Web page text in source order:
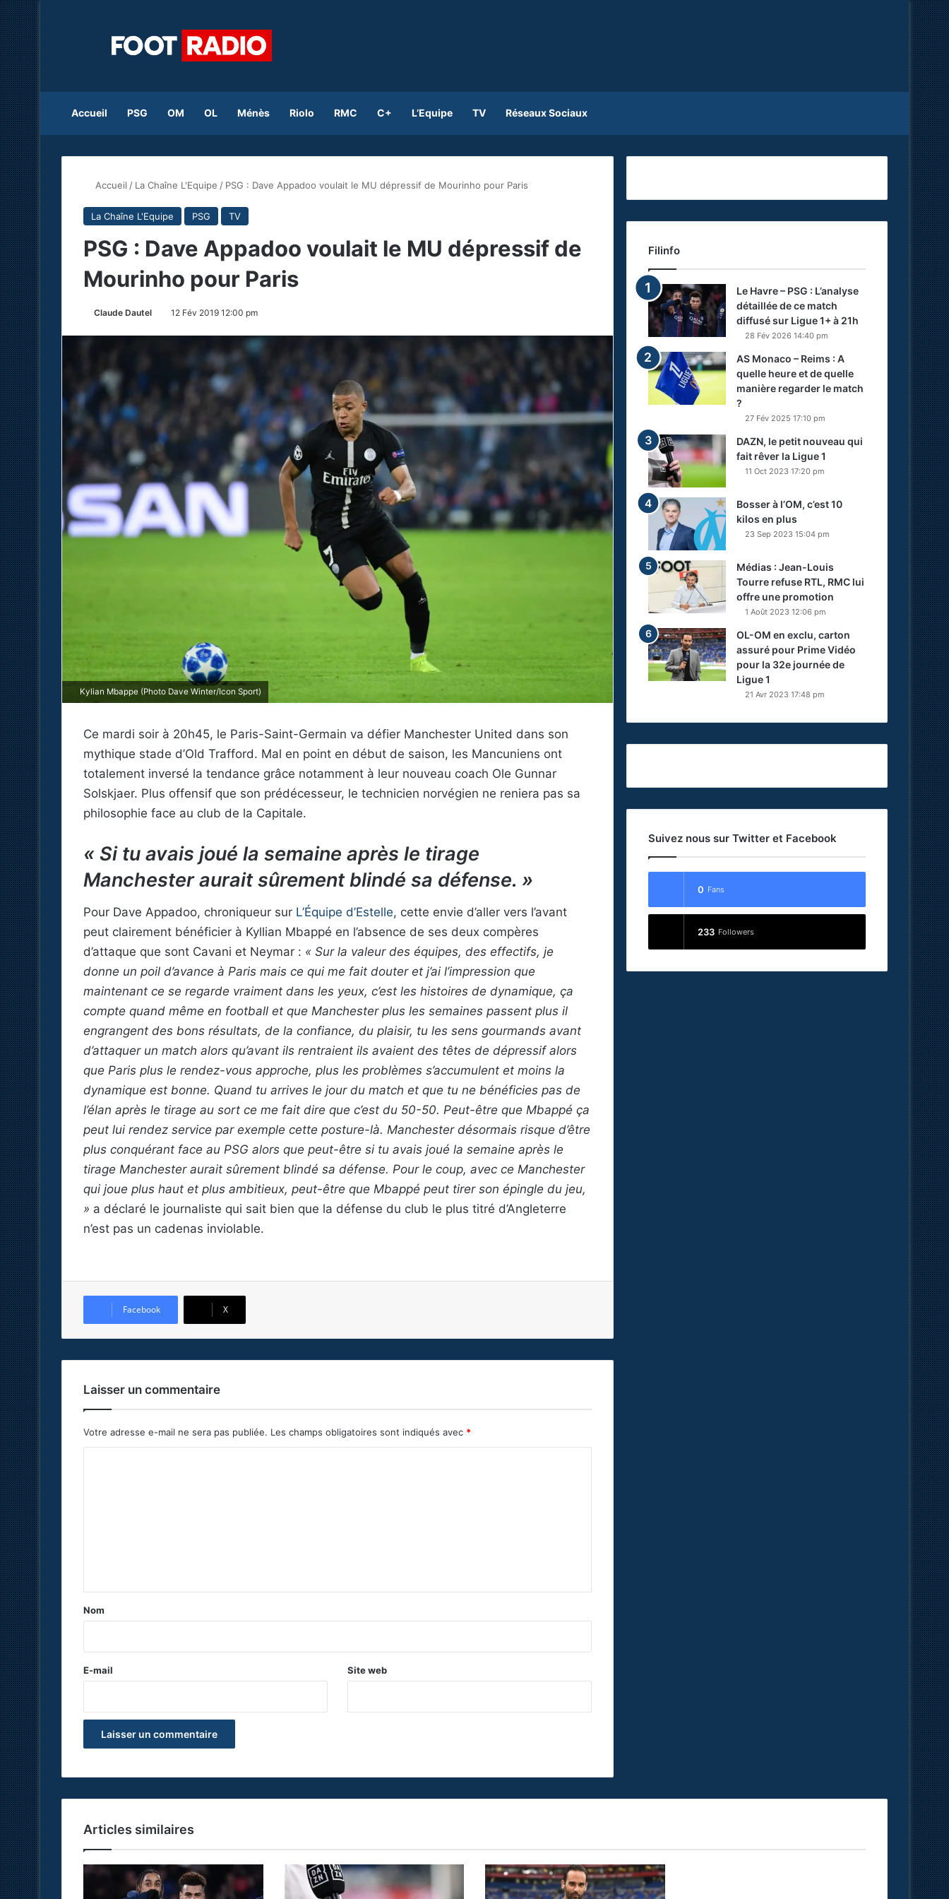
Accueil PSG OM OL Ménès Riolo RMC C+ L’Equipe TV Réseaux Sociaux
Accueil / La Chaîne L'Equipe / PSG : Dave Appadoo voulait le MU dépressif de Mourinho pour Paris
La Chaîne L'Equipe PSG TV
PSG : Dave Appadoo voulait le MU dépressif de
Mourinho pour Paris
Claude Dautel 12 Fév 2019 12:00 pm
Kylian Mbappe (Photo Dave Winter/Icon Sport)
Ce mardi soir à 20h45, le Paris-Saint-Germain va défier Manchester United dans son
mythique stade d’Old Trafford. Mal en point en début de saison, les Mancuniens ont
totalement inversé la tendance grâce notamment à leur nouveau coach Ole Gunnar
Solskjaer. Plus offensif que son prédécesseur, le technicien norvégien ne reniera pas sa
philosophie face au club de la Capitale.
« Si tu avais joué la semaine après le tirage
Manchester aurait sûrement blindé sa défense. »
Pour Dave Appadoo, chroniqueur sur L’Équipe d’Estelle, cette envie d’aller vers l’avant
peut clairement bénéficier à Kyllian Mbappé en l’absence de ses deux compères
d’attaque que sont Cavani et Neymar : « Sur la valeur des équipes, des effectifs, je
donne un poil d’avance à Paris mais ce qui me fait douter et j’ai l’impression que
maintenant ce se regarde vraiment dans les yeux, c’est les histoires de dynamique, ça
compte quand même en football et que Manchester plus les semaines passent plus il
engrangent des bons résultats, de la confiance, du plaisir, tu les sens gourmands avant
d’attaquer un match alors qu’avant ils rentraient ils avaient des têtes de dépressif alors
que Paris plus le rendez-vous approche, plus les problèmes s’accumulent et moins la
dynamique est bonne. Quand tu arrives le jour du match et que tu ne bénéficies pas de
l’élan après le tirage au sort ce me fait dire que c’est du 50-50. Peut-être que Mbappé ça
peut lui rendez service par exemple cette posture-là. Manchester désormais risque d’être
plus conquérant face au PSG alors que peut-être si tu avais joué la semaine après le
tirage Manchester aurait sûrement blindé sa défense. Pour le coup, avec ce Manchester
qui joue plus haut et plus ambitieux, peut-être que Mbappé peut tirer son épingle du jeu,
» a déclaré le journaliste qui sait bien que la défense du club le plus titré d’Angleterre
n’est pas un cadenas inviolable.
Facebook X
Laisser un commentaire
Votre adresse e-mail ne sera pas publiée. Les champs obligatoires sont indiqués avec *
a
e
Nom
E-mail Site web
Filinfo
Le Havre – PSG : L’analyse
détaillée de ce match
diffusé sur Ligue 1+ à 21h
28 Fév 2026 14:40 pm
AS Monaco – Reims : A
quelle heure et de quelle
manière regarder le match
?
27 Fév 2025 17:10 pm
DAZN, le petit nouveau qui
fait rêver la Ligue 1
11 Oct 2023 17:20 pm
Bosser à l’OM, c’est 10
kilos en plus
23 Sep 2023 15:04 pm
Médias : Jean-Louis
Tourre refuse RTL, RMC lui
offre une promotion
1 Août 2023 12:06 pm
OL-OM en exclu, carton
assuré pour Prime Vidéo
pour la 32e journée de
Ligue 1
21 Avr 2023 17:48 pm
Suivez nous sur Twitter et Facebook
0 Fans
233 Followers
Articles similaires